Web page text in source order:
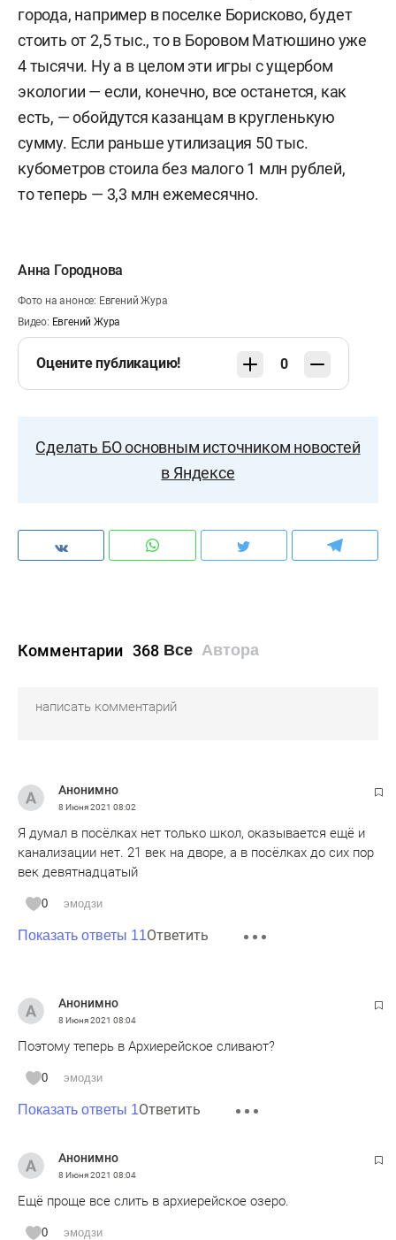
города, например в поселке Борисково, будет
стоить от 2,5 тыс., то в Боровом Матюшино уже
4 тысячи. Ну а в целом эти игры с ущербом
экологии — если, конечно, все останется, как
есть, — обойдутся казанцам в кругленькую
сумму. Если раньше утилизация 50 тыс.
кубометров стоила без малого 1 млн рублей,
то теперь — 3,3 млн ежемесячно.
Анна Городнова
Фото на анонсе: Евгений Жура
Видео: Евгений Жура
Оцените публикацию! 0
Сделать БО основным источником новостей
в Яндексе
Комментарии 368 Все Автора
Анонимно
8 Июня 2021 08:02
Я думал в посёлках нет только школ, оказывается ещё и
канализации нет. 21 век на дворе, а в посёлках до сих пор
век девятнадцатый
0 эмодзи
Показать ответы 11Ответить
Анонимно
8 Июня 2021 08:04
Поэтому теперь в Архиерейское сливают?
0 эмодзи
Показать ответы 1Ответить
Анонимно
8 Июня 2021 08:04
Ещё проще все слить в архиерейское озеро.
0 эмодзи